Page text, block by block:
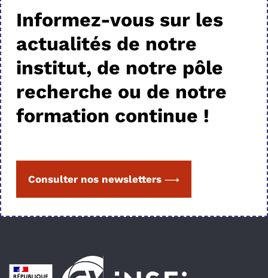
Informez-vous sur les
actualités de notre
institut, de notre pôle
recherche ou de notre
formation continue !
Consulter nos newsletters
Pied de page